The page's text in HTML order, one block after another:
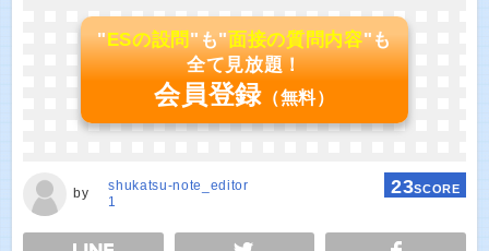
"ESの設問"も"面接の質問内容"も
全て見放題！
会員登録 （無料）
by
shukatsu-note_editor
1
23SCORE
TWEET